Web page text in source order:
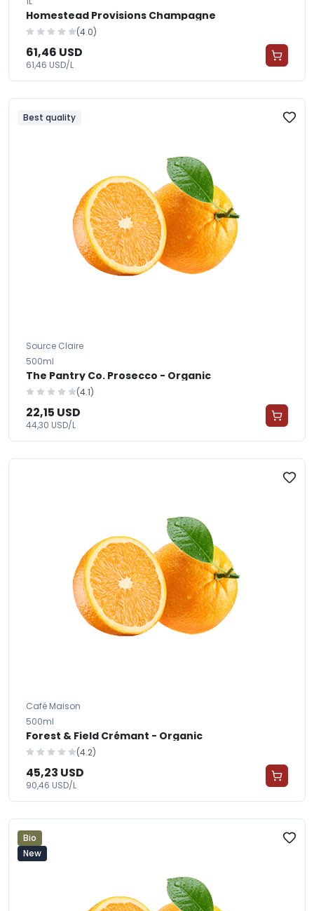
Homestead Provisions Champagne
(4.0)
61,46 USD
61,46 USD/L
Best quality
Source Claire
500ml
The Pantry Co. Prosecco - Organic
(4.1)
22,15 USD
44,30 USD/L
Café Maison
500ml
Forest & Field Crémant - Organic
(4.2)
45,23 USD
90,46 USD/L
Bio
New